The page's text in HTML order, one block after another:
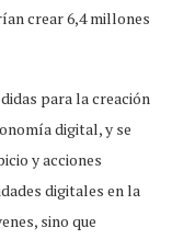
crear 6,4 millones
para la creación
digital, y se
y acciones
digitales en la
sino que